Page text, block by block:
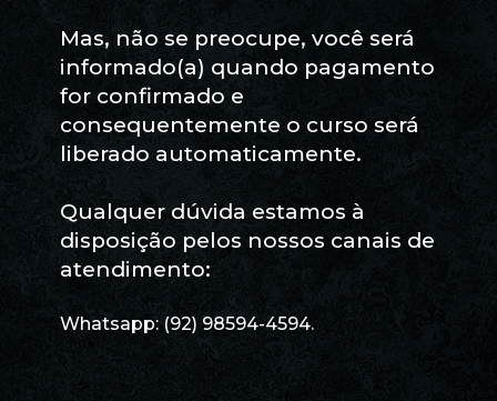
Mas, não se preocupe, você será
informado(a) quando pagamento
for confirmado e
consequentemente o curso será
liberado automaticamente.
Qualquer dúvida estamos à
disposição pelos nossos canais de
atendimento:
Whatsapp: (92) 98594-4594.